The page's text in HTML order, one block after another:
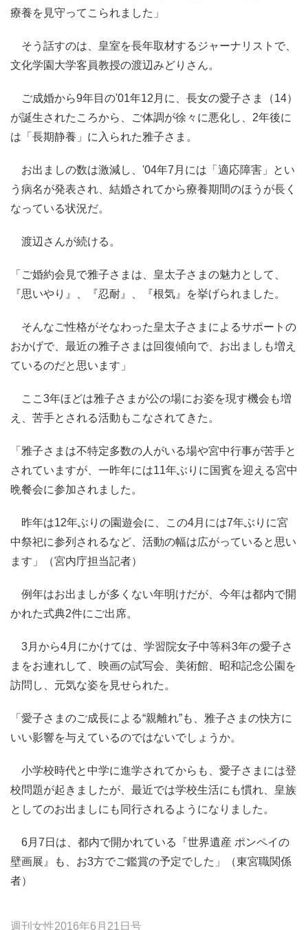
療養を見守ってこられました」
そう話すのは、皇室を長年取材するジャーナリストで、
文化学園大学客員教授の渡辺みどりさん。
ご成婚から9年目の'01年12月に、長女の愛子さま（14）
が誕生されたころから、ご体調が徐々に悪化し、2年後に
は「長期静養」に入られた雅子さま。
お出ましの数は激減し、'04年7月には「適応障害」とい
う病名が発表され、結婚されてから療養期間のほうが長く
なっている状況だ。
渡辺さんが続ける。
「ご婚約会見で雅子さまは、皇太子さまの魅力として、
『思いやり』、『忍耐』、『根気』を挙げられました。
そんなご性格がそなわった皇太子さまによるサポートの
おかげで、最近の雅子さまは回復傾向で、お出ましも増え
ているのだと思います」
ここ3年ほどは雅子さまが公の場にお姿を現す機会も増
え、苦手とされる活動もこなされてきた。
「雅子さまは不特定多数の人がいる場や宮中行事が苦手と
されていますが、一昨年には11年ぶりに国賓を迎える宮中
晩餐会に参加されました。
昨年は12年ぶりの園遊会に、この4月には7年ぶりに宮
中祭祀に参列されるなど、活動の幅は広がっていると思い
ます」（宮内庁担当記者）
例年はお出ましが多くない年明けだが、今年は都内で開
かれた式典2件にご出席。
3月から4月にかけては、学習院女子中等科3年の愛子さ
まをお連れして、映画の試写会、美術館、昭和記念公園を
訪問し、元気な姿を見せられた。
「愛子さまのご成長による“親離れ”も、雅子さまの快方に
いい影響を与えているのではないでしょうか。
小学校時代と中学に進学されてからも、愛子さまには登
校問題が起きましたが、最近では学校生活にも慣れ、皇族
としてのお出ましにも同行されるようになりました。
6月7日は、都内で開かれている『世界遺産 ポンペイの
壁画展』も、お3方でご鑑賞の予定でした」（東宮職関係
者）
週刊女性2016年6月21日号